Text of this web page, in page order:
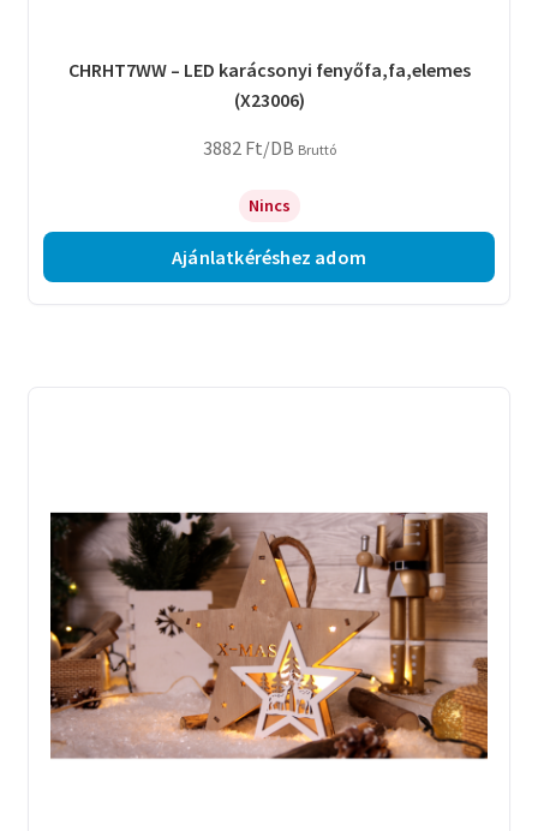
CHRHT7WW – LED karácsonyi fenyőfa,fa,elemes
(X23006)
3882 Ft/DB Bruttó
Nincs
Ajánlatkéréshez adom